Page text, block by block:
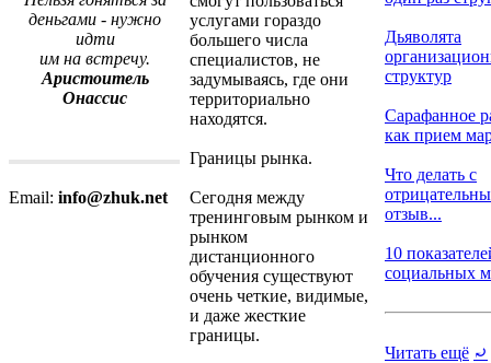
деньгами - нужно
идти
им на встречу.
Аристоитель
Онассис
Email: info@zhuk.net
услугами гораздо
большего числа
специалистов, не
задумываясь, где они
территориально
находятся.
Границы рынка.
Сегодня между
тренинговым рынком и
рынком
дистанционного
обучения существуют
очень четкие, видимые,
и даже жесткие
границы.
Дьяволята
структур
Сарафанное
как прием
Что делать с
отзыв...
10
социальных
Читать ещё ⤾